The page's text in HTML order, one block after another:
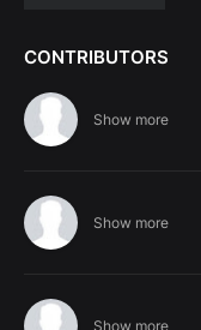
CONTRIBUTORS
Show more
Show more
Show more